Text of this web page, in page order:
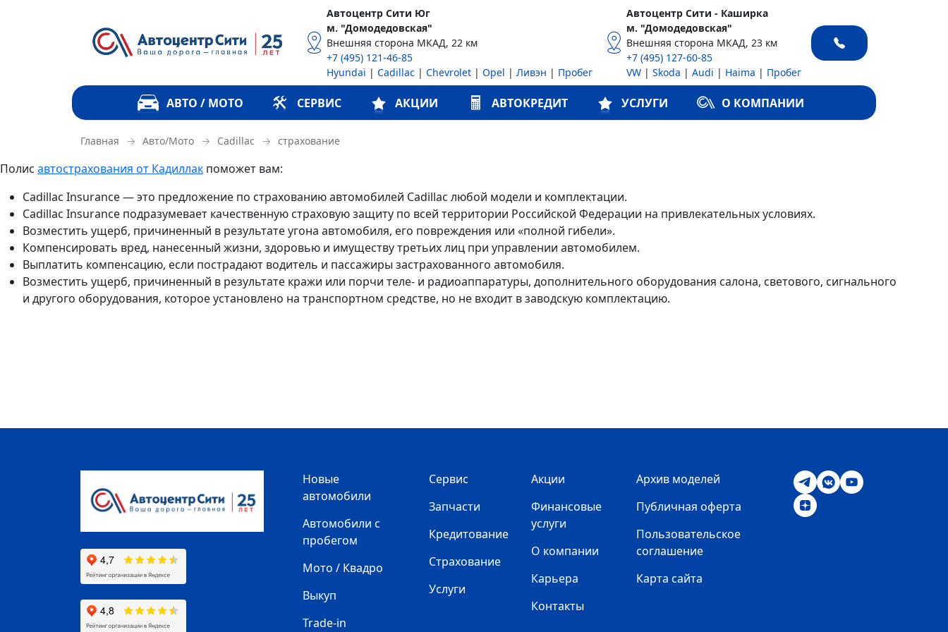
Автоцентр Сити Юг
м. "Домодедовская"
Внешняя сторона МКАД, 22 км
+7 (495) 121-46-85
Hyundai | Cadillac| Chevrolet| Opel | Ливэн | Пробег
Автоцентр Сити - Каширка
м. "Домодедовская"
Внешняя сторона МКАД, 23 км
+7 (495) 127-60-85
VW |Skoda |Audi | Haima | Пробег
АВТО / МОТО СЕРВИС АКЦИИ АВТОКРЕДИТ УСЛУГИ О КОМПАНИИ
Главная → Авто/Мото → Cadillac → страхование
Полис автострахования от Кадиллак поможет вам:
Cadillac Insurance — это предложение по страхованию автомобилей Cadillac любой модели и комплектации.
Cadillac Insurance подразумевает качественную страховую защиту по всей территории Российской Федерации на привлекательных условиях.
Возместить ущерб, причиненный в результате угона автомобиля, его повреждения или «полной гибели».
Компенсировать вред, нанесенный жизни, здоровью и имуществу третьих лиц при управлении автомобилем.
Выплатить компенсацию, если пострадают водитель и пассажиры застрахованного автомобиля.
Возместить ущерб, причиненный в результате кражи или порчи теле- и радиоаппаратуры, дополнительного оборудования салона, светового, сигнального
и другого оборудования, которое установлено на транспортном средстве, но не входит в заводскую комплектацию.
Новые
автомобили
Автомобили с
пробегом
Мото / Квадро
Выкуп
Trade-in
Сервис
Запчасти
Кредитование
Страхование
Услуги
Акции
Финансовые
услуги
О компании
Карьера
Контакты
Архив моделей
Публичная оферта
Пользовательское
соглашение
Карта сайта